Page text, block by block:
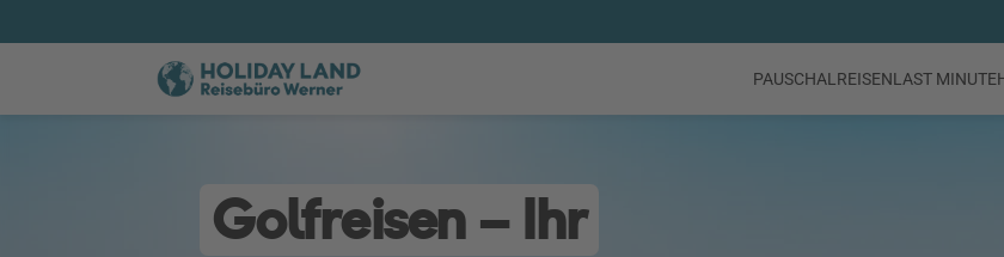
PAUSCHALREISENLAST MINUTE
Golfreisen – Ihr